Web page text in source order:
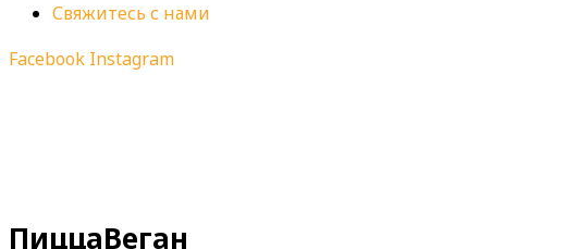
Свяжитесь с нами
Facebook Instagram
ПиццаВеган